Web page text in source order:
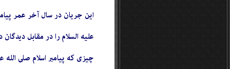
این جریان در سال آخر عمر
علیه السلام را در مقابل
چیزى که پیامبر اسلام صلى